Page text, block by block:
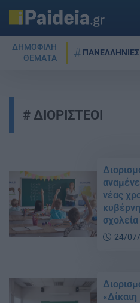
ΔΗΜΟΦΙΛΗ
ΘΕΜΑΤΑ
ΠΑΝΕΛΛΗΝΙΕΣ
ΔΙΟΡΙΣΤΕΟΙ
νέας
σχολεία
24/